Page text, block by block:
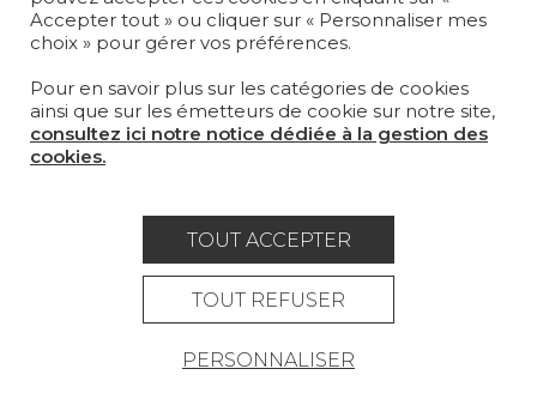
MOBILIER
PROJETS
SUR-MESURE
MAGAZINE
OÙ NOUS TROUVER ?
Accepter tout » ou cliquer sur « Personnaliser mes
choix » pour gérer vos préférences.
Pour en savoir plus sur les catégories de cookies
ainsi que sur les émetteurs de cookie sur notre site,
consultez ici notre notice dédiée à la gestion des
cookies.
TOUT ACCEPTER
TOUT REFUSER
PERSONNALISER